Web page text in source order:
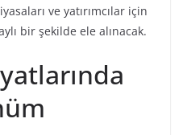
ve yatırımcılar için
bir şekilde ele alınacak.